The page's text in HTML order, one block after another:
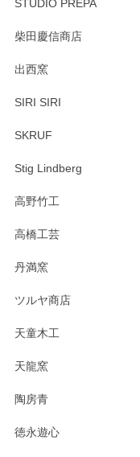
STUDIO PREPA
柴田慶信商店
出西窯
SIRI SIRI
SKRUF
Stig Lindberg
高野竹工
高橋工芸
丹満窯
ツルヤ商店
天童木工
天龍窯
陶房青
徳永遊心